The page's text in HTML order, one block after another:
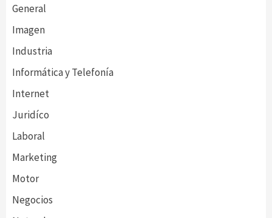
General
Imagen
Industria
Informática y Telefonía
Internet
Juridíco
Laboral
Marketing
Motor
Negocios